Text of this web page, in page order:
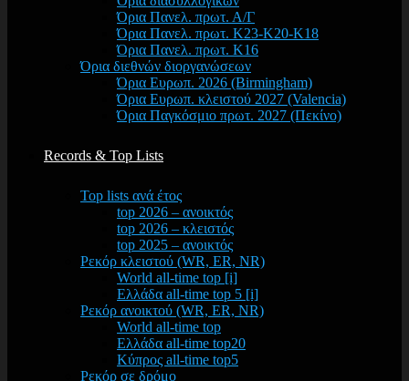
Όρια Πανελ. πρωτ. Α/Γ
Όρια Πανελ. πρωτ. Κ23-Κ20-Κ18
Όρια Πανελ. πρωτ. Κ16
Όρια διεθνών διοργανώσεων
Όρια Ευρωπ. 2026 (Birmingham)
Όρια Ευρωπ. κλειστού 2027 (Valencia)
Όρια Παγκόσμιο πρωτ. 2027 (Πεκίνο)
Records & Top Lists
Top lists ανά έτος
top 2026 – ανοικτός
top 2026 – κλειστός
top 2025 – ανοικτός
Ρεκόρ κλειστού (WR, ER, NR)
World all-time top [i]
Ελλάδα all-time top 5 [i]
Ρεκόρ ανοικτού (WR, ER, NR)
World all-time top
Ελλάδα all-time top20
Κύπρος all-time top5
Ρεκόρ σε δρόμο